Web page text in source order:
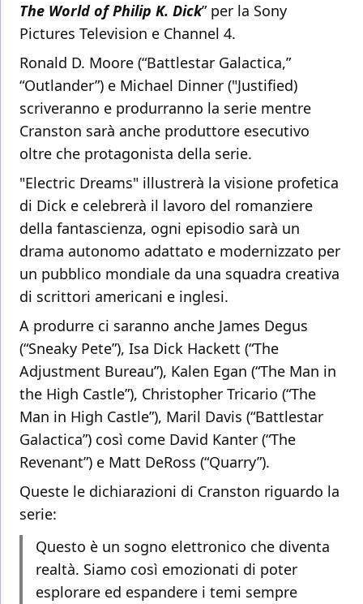
The World of Philip K. Dick” per la Sony
Pictures Television e Channel 4.
Ronald D. Moore (“Battlestar Galactica,”
“Outlander”) e Michael Dinner ("Justified)
scriveranno e produrranno la serie mentre
Cranston sarà anche produttore esecutivo
oltre che protagonista della serie.
"Electric Dreams" illustrerà la visione profetica
di Dick e celebrerà il lavoro del romanziere
della fantascienza, ogni episodio sarà un
drama autonomo adattato e modernizzato per
un pubblico mondiale da una squadra creativa
di scrittori americani e inglesi.
A produrre ci saranno anche James Degus
(“Sneaky Pete”), Isa Dick Hackett (“The
Adjustment Bureau”), Kalen Egan (“The Man in
the High Castle”), Christopher Tricario (“The
Man in High Castle”), Maril Davis (“Battlestar
Galactica”) così come David Kanter (“The
Revenant”) e Matt DeRoss (“Quarry”).
Queste le dichiarazioni di Cranston riguardo la
serie:
Questo è un sogno elettronico che diventa
realtà. Siamo così emozionati di poter
esplorare ed espandere i temi sempre